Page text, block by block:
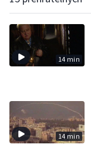
14 min
14 min